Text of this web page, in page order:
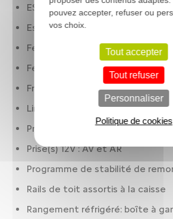
ESP
Essuie-glaces à capteur de pluie
Feux à LED
Feux de jour
Frein à main électrique
Limiteur de vitesse
Préparation Isofix
Prise(s) 12V : AV et AR
Programme de stabilité de
Rails de toit assortis à la caisse
Rangement réfrigéré: boîte à
pouvez accepter, refuser ou
vos choix.
Tout accepter
Tout refuser
Personnaliser
Politique de cookies